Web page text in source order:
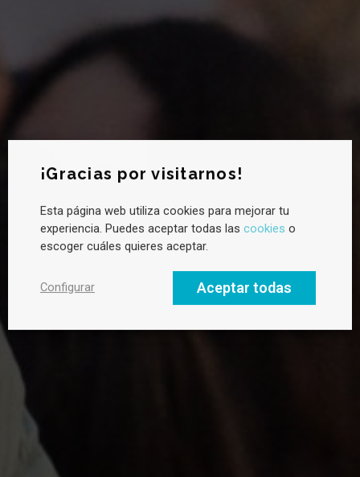
¡Gracias por visitarnos!
Esta página web utiliza cookies para mejorar tu
experiencia. Puedes aceptar todas las cookies o
escoger cuáles quieres aceptar.
Configurar Aceptar todas
Newsletter CANVAS
¿Quieres saber más sobre sostenibilidad?
Suscríbete a la newsletter de CANVAS para recibir novedades
cada mes, tendencias clave y buenas prácticas en liderazgo
hacia un futuro sostenible.
Apellido